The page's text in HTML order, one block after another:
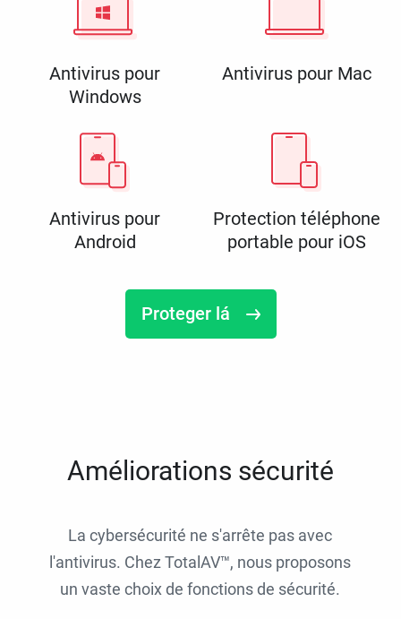
Antivirus pour
Windows
Antivirus pour Mac
Antivirus pour
Android
Protection téléphone
portable pour iOS
Proteger lá
Améliorations sécurité
La cybersécurité ne s'arrête pas avec
l'antivirus. Chez TotalAV™, nous proposons
un vaste choix de fonctions de sécurité.